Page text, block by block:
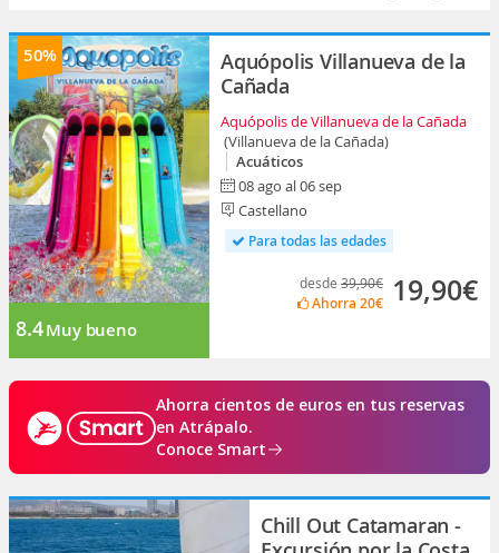
50%
8.4Muy bueno
Aquópolis Villanueva de la
Cañada
Aquópolis de Villanueva de la Cañada
(Villanueva de la Cañada)
Acuáticos
08 ago al 06 sep
Castellano
Para todas las edades
desde 39,90€
Ahorra 20€ 19,90€
Ahorra cientos de euros en tus reservas
en Atrápalo.
Conoce Smart
Chill Out Catamaran -